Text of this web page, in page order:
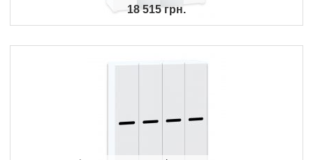
18 515 грн.